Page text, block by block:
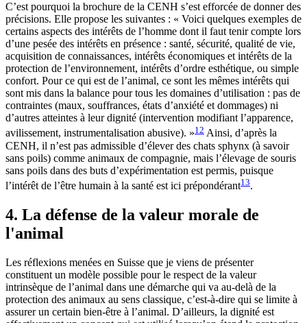
C’est pourquoi la brochure de la CENH s’est efforcée de donner des
précisions. Elle propose les suivantes : « Voici quelques exemples de
certains aspects des intérêts de l’homme dont il faut tenir compte lors
d’une pesée des intérêts en présence : santé, sécurité, qualité de vie,
acquisition de connaissances, intérêts économiques et intérêts de la
protection de l’environnement, intérêts d’ordre esthétique, ou simple
confort. Pour ce qui est de l’animal, ce sont les mêmes intérêts qui
sont mis dans la balance pour tous les domaines d’utilisation : pas de
contraintes (maux, souffrances, états d’anxiété et dommages) ni
d’autres atteintes à leur dignité (intervention modifiant l’apparence,
avilissement, instrumentalisation abusive). »12 Ainsi, d’après la
CENH, il n’est pas admissible d’élever des chats sphynx (à savoir
sans poils) comme animaux de compagnie, mais l’élevage de souris
sans poils dans des buts d’expérimentation est permis, puisque
l’intérêt de l’être humain à la santé est ici prépondérant13.
4. La défense de la valeur morale de
l'animal
Les réflexions menées en Suisse que je viens de présenter
constituent un modèle possible pour le respect de la valeur
intrinsèque de l’animal dans une démarche qui va au-delà de la
protection des animaux au sens classique, c’est-à-dire qui se limite à
assurer un certain bien-être à l’animal. D’ailleurs, la dignité est